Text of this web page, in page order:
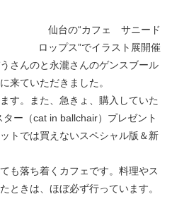
仙台の“カフェ サニード
ロップス”でイラスト展開催
さんのと永瀧さんのゲンスブール
来ていただきました。
す。また、急きょ、購入していた
ー（cat in ballchair）プレゼント
トでは買えないスペシャル版＆新
も落ち着くカフェです。料理やス
ときは、ほぼ必ず行っています。